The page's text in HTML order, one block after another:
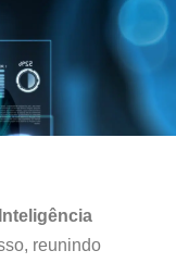
reunindo